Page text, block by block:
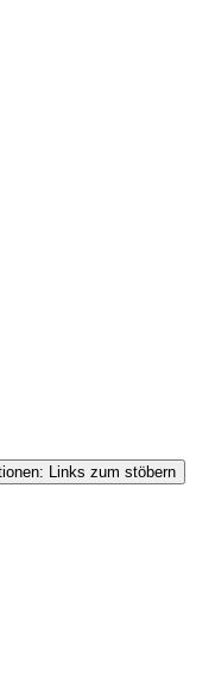
Links zum stöbern